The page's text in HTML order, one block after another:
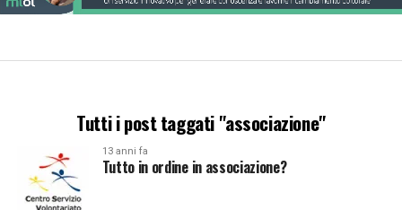
Tutti i post taggati "associazione"
13 anni fa
Tutto in ordine in associazione?